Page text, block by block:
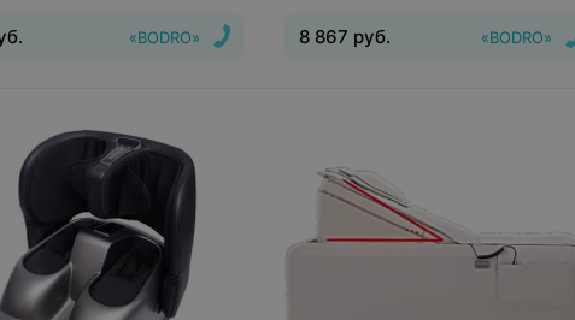
«BODRO» «BODRO»
8 867 руб.